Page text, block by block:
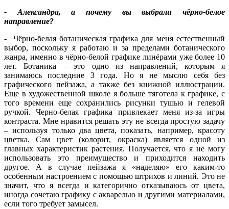
- Александра, а почему вы выбрали чёрно-белое
направление?
-
Чёрно-белая ботаническая графика для меня естественный
выбор, поскольку я работаю и за пределами ботанического
жанра, именно в чёрно-белой графике линёрами уже более 10
лет. Ботаника – это одно из направлений, которым я
занимаюсь последние 3 года. Но я не мыслю себя без
графического пейзажа, а также без книжной иллюстрации.
Еще в художественной школе я больше тяготела к графике, с
того времени еще сохранились рисунки тушью и гелевой
ручкой. Черно-белая графика привлекает меня из-за игры
контраста. Мне нравится решать эту не всегда простую задачу
– используя только два цвета, показать, например, красоту
цветка. Сам цвет (колорит, окраска) является одной из
главных характеристик растения. Получается, что я не могу
использовать это преимущество и приходится находить
другое. А в случае пейзажа я «наделяю» его каким-то
особенным настроением с помощью штрихов и линий. Это не
значит, что я всегда и категорично отказываюсь от цвета,
иногда сочетаю графику с акварелью и другими материалами,
если того требует замысел.